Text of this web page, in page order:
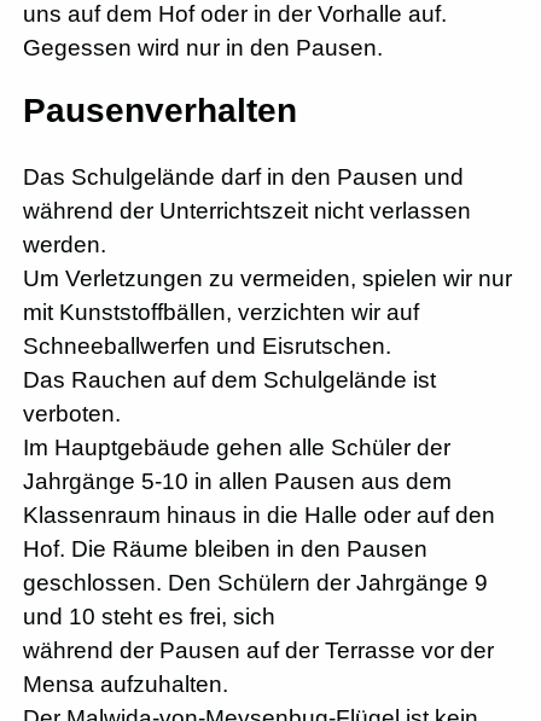
uns auf dem Hof oder in der Vorhalle auf.
Gegessen wird nur in den Pausen.
Pausenverhalten
Das Schulgelände darf in den Pausen und
während der Unterrichtszeit nicht verlassen
werden.
Um Verletzungen zu vermeiden, spielen wir nur
mit Kunststoffbällen, verzichten wir auf
Schneeballwerfen und Eisrutschen.
Das Rauchen auf dem Schulgelände ist
verboten.
Im Hauptgebäude gehen alle Schüler der
Jahrgänge 5-10 in allen Pausen aus dem
Klassenraum hinaus in die Halle oder auf den
Hof. Die Räume bleiben in den Pausen
geschlossen. Den Schülern der Jahrgänge 9
und 10 steht es frei, sich
während der Pausen auf der Terrasse vor der
Mensa aufzuhalten.